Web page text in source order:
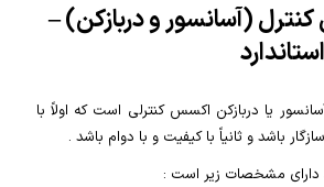
(آسانسور و دربازکن) –
یا دربازکن اکسس کنترلی است که اولاً با
باشد و ثانیاً با کیفیت و با دوام باشد .
دارای مشخصات زیر است :